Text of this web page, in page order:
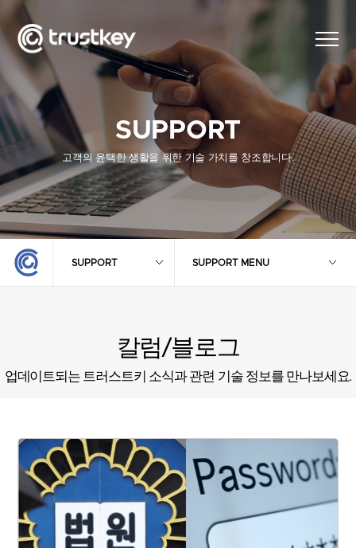
SUPPORT
고객의 윤택한 생활을 위한 기술 가치를 창조합니다.
SUPPORT SUPPORT MENU
칼럼/블로그
업데이트되는 트러스트키 소식과 관련 기술 정보를 만나보세요.